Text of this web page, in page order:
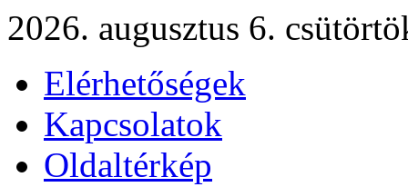
2026. augusztus 6.
Elérhetőségek
Kapcsolatok
Oldaltérkép